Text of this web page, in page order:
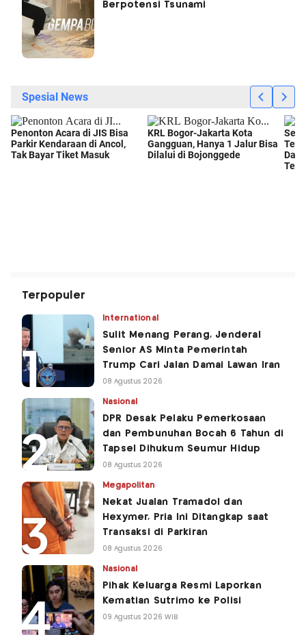
Berpotensi Tsunami
Terpopuler
International
Sulit Menang Perang, Jenderal
Senior AS Minta Pemerintah
Trump Cari Jalan Damai Lawan Iran
08 Agustus 2026
Nasional
DPR Desak Pelaku Pemerkosaan
dan Pembunuhan Bocah 6 Tahun di
Tapsel Dihukum Seumur Hidup
08 Agustus 2026
Megapolitan
Nekat Jualan Tramadol dan
Hexymer, Pria Ini Ditangkap saat
Transaksi di Parkiran
08 Agustus 2026
Nasional
Pihak Keluarga Resmi Laporkan
Kematian Sutrimo ke Polisi
09 Agustus 2026 WIB